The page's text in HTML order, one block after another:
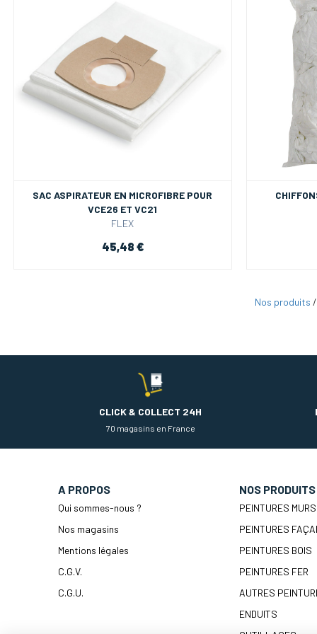
SAC ASPIRATEUR EN MICROFIBRE POUR
VCE26 ET VC21
FLEX
45,48 €
Nos produits
CLICK & COLLECT 24H
70 magasins en France
A PROPOS
Qui sommes-nous ?
Nos magasins
Mentions légales
C.G.V.
C.G.U.
NOS PRODUITS
PEINTURES
PEINTURES
PEINTURES BOIS
PEINTURES FER
AUTRES
ENDUITS